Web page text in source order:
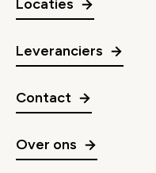
Locaties
Leveranciers
Contact
Over ons